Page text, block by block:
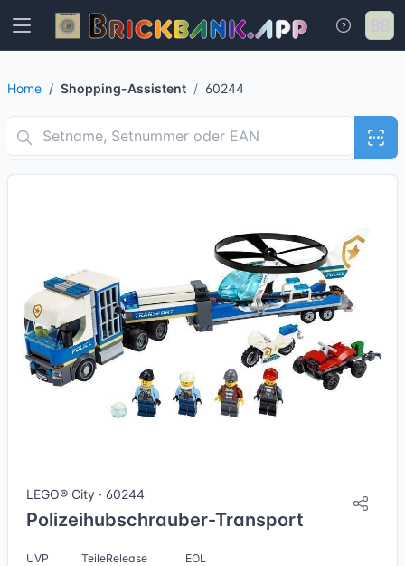
Home Shopping-Assistent 60244
LEGO® City · 60244
Polizeihubschrauber-Transport
UVP TeileRelease EOL